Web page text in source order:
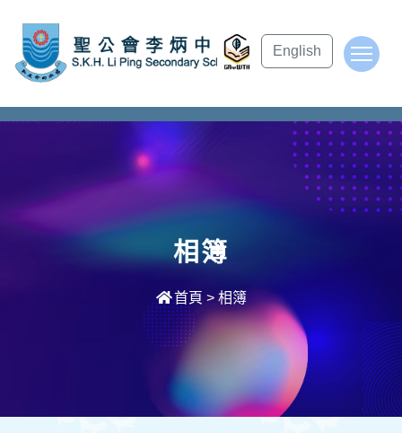
English
相簿
首頁 > 相簿